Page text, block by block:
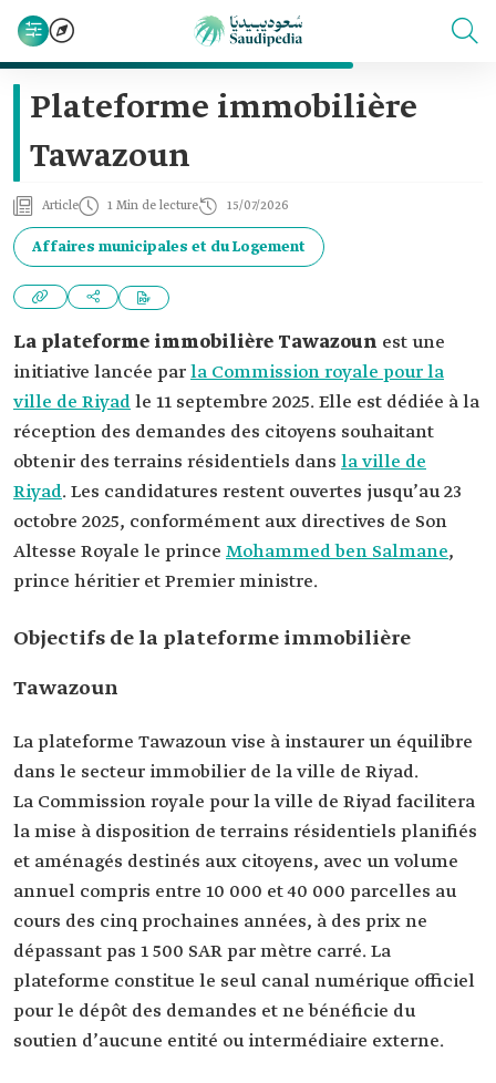
Plateforme immobilière
Tawazoun
Article 1 Min de lecture 15/07/2026
Affaires municipales et du Logement
La plateforme immobilière Tawazoun est une
initiative lancée parla Commission royale pour la
ville de Riyadle 11 septembre 2025. Elle est dédiée à la
réception des demandes des citoyens souhaitant
obtenir des terrains résidentiels dans la ville de
Riyad. Les candidatures restent ouvertes jusqu’au 23
octobre 2025, conformément aux directives de Son
Altesse Royale le prince Mohammed ben Salmane,
prince héritier et Premier ministre.
Objectifs de la plateforme immobilière
Tawazoun
La plateforme Tawazoun vise à instaurer un équilibre
dans le secteur immobilier de la ville de Riyad.
La Commission royale pour la ville de Riyad facilitera
la mise à disposition de terrains résidentiels planifiés
et aménagés destinés aux citoyens, avec un volume
annuel compris entre 10 000 et 40 000 parcelles au
cours des cinq prochaines années, à des prix ne
dépassant pas 1 500 SAR par mètre carré. La
plateforme constitue le seul canal numérique officiel
pour le dépôt des demandes et ne bénéficie du
soutien d’aucune entité ou intermédiaire externe.